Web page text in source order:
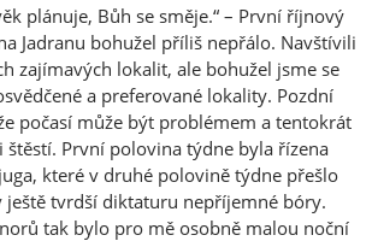
plánuje, Bůh se směje.“ – První říjnový
Jadranu bohužel příliš nepřálo. Navštívili
zajímavých lokalit, ale bohužel jsme se
a preferované lokality. Pozdní
počasí může být problémem a tentokrát
štěstí. První polovina týdne byla řízena
které v druhé polovině týdne přešlo
ještě tvrdší diktaturu nepříjemné bóry.
tak bylo pro mě osobně malou noční